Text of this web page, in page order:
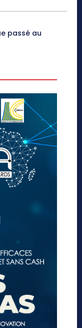
passé au